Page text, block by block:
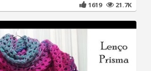
1619 21.7K